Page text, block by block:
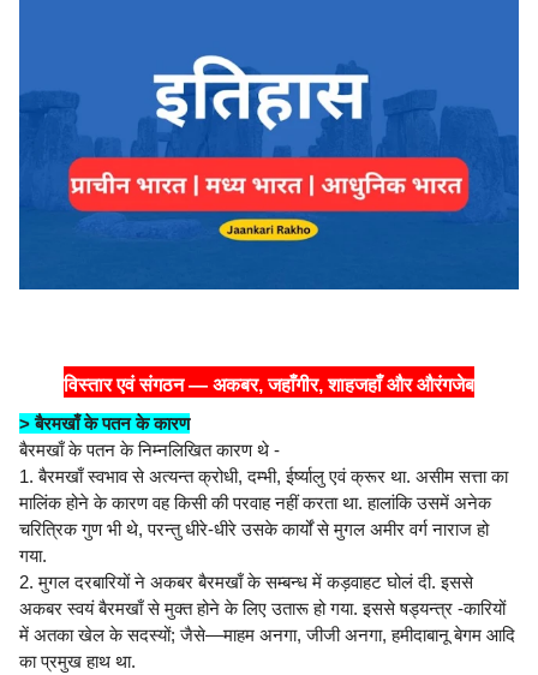
विस्तार एवं संगठन — अकबर, जहाँगीर, शाहजहाँ और औरंगजेब
> बैरमखाँ के पतन के कारण
बैरमखाँ के पतन के निम्नलिखित कारण थे -
1. बैरमखाँ स्वभाव से अत्यन्त क्रोधी, दम्भी, ईर्ष्यालु एवं क्रूर था. असीम सत्ता का
मालिंक होने के कारण वह किसी की परवाह नहीं करता था. हालांकि उसमें अनेक
चरित्रिक गुण भी थे, परन्तु धीरे-धीरे उसके कार्यों से मुगल अमीर वर्ग नाराज हो
गया.
2. मुगल दरबारियों ने अकबर बैरमखाँ के सम्बन्ध में कड़वाहट घोलं दी. इससे
अकबर स्वयं बैरमखाँ से मुक्त होने के लिए उतारू हो गया. इससे षड्यन्त्र -कारियों
में अतका खेल के सदस्यों; जैसे—माहम अनगा, जीजी अनगा, हमीदाबानू बेगम आदि
का प्रमुख हाथ था.